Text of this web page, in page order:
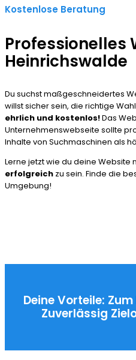
Kostenlose Beratung
Professionelles
Heinrichswalde
Du suchst maßgeschneidertes
willst sicher sein, die richtige
ehrlich und kostenlos!Das
Unternehmenswebseite sollte
Inhalte von Suchmaschinen als
Lerne jetzt wie du deine Website
erfolgreich zu sein. Finde die
Umgebung!
Deine Vorteile:
Zuverlässig